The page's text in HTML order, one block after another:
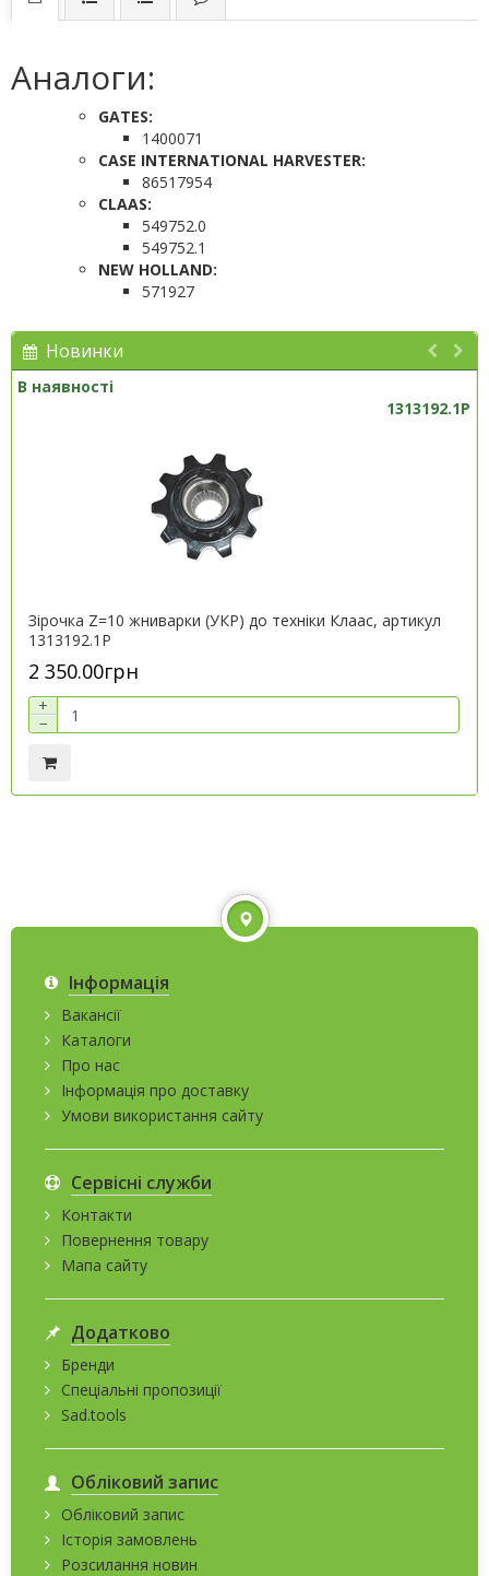
Аналоги:
GATES:
1400071
CASE INTERNATIONAL HARVESTER:
86517954
CLAAS:
549752.0
549752.1
NEW HOLLAND:
571927
Новинки
В наявності
1313192.1P
Зірочка Z=10 жниварки (УКР) до техніки Клаас, артикул
1313192.1P
2 350.00грн
+
−
Інформація
Вакансії
Каталоги
Про нас
Інформація про доставку
Умови використання сайту
Сервісні служби
Контакти
Повернення товару
Мапа сайту
Додатково
Бренди
Спеціальні пропозиції
Sad.tools
Обліковий запис
Обліковий запис
Історія замовлень
Розсилання новин